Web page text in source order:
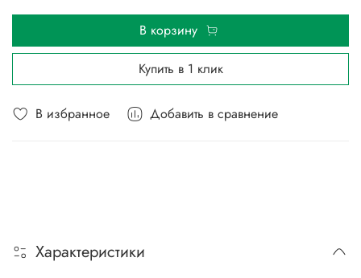
В избранное Добавить в сравнение
В корзину
Купить в 1 клик
Характеристики